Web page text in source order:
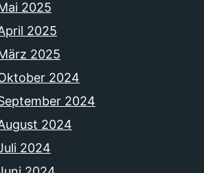
2025
2025
2025
2024
2024
2024
2024